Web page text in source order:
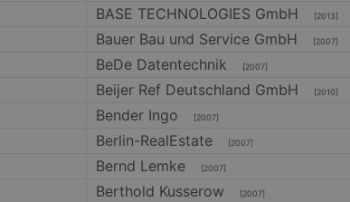
BASE TECHNOLOGIES GmbH [2013]
Bauer Bau und Service GmbH [2007]
BeDe Datentechnik [2007]
Beijer Ref Deutschland GmbH [2010]
Bender Ingo [2007]
Berlin-RealEstate [2007]
Bernd Lemke [2007]
Berthold Kusserow [2007]